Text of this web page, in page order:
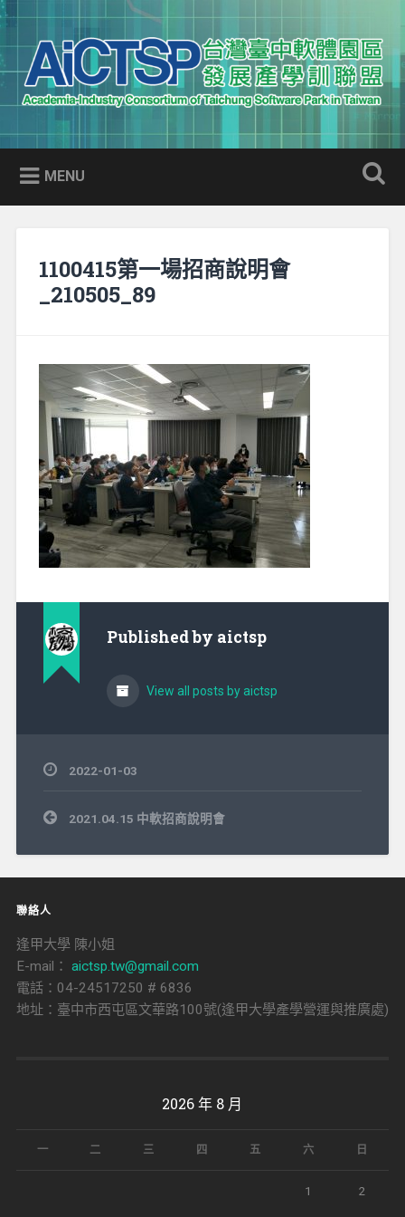
Skip
to
content
Search
AICTSP 台灣臺中軟體園區發展
產學訓聯盟
Academia-Industry Consortium of Taichung Software Park
in Taiwan
MENU
1100415第一場招商說明會
_210505_89
Published by aictsp
View all posts by aictsp
2022-01-03
文
章
覽
2021.04.15 中軟招商說明會
聯絡人
逢甲大學 陳小姐
E-mail： aictsp.tw@gmail.com
電話：04-24517250 # 6836
地址：臺中市西屯區文華路100號(逢甲大學產學營運與推廣處)
2026 年 8 月
一 二 三 四 五 六 日
1 2